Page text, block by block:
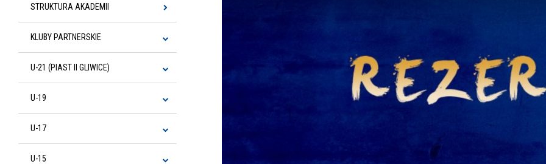
STRUKTURA AKADEMII
KLUBY PARTNERSKIE
U-21 (PIAST II GLIWICE)
U-19
U-17
U-15